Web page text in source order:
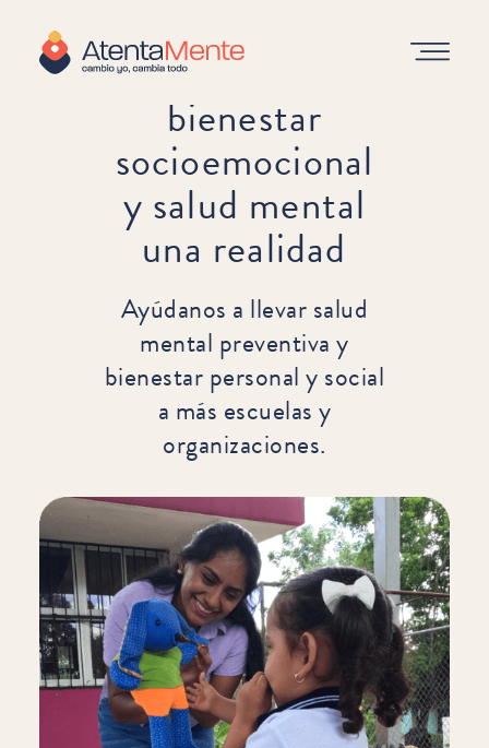
Haz del
bienestar
socioemocional
y salud mental
una realidad
Ayúdanos a llevar salud
mental preventiva y
bienestar personal y social
a más escuelas y
organizaciones.